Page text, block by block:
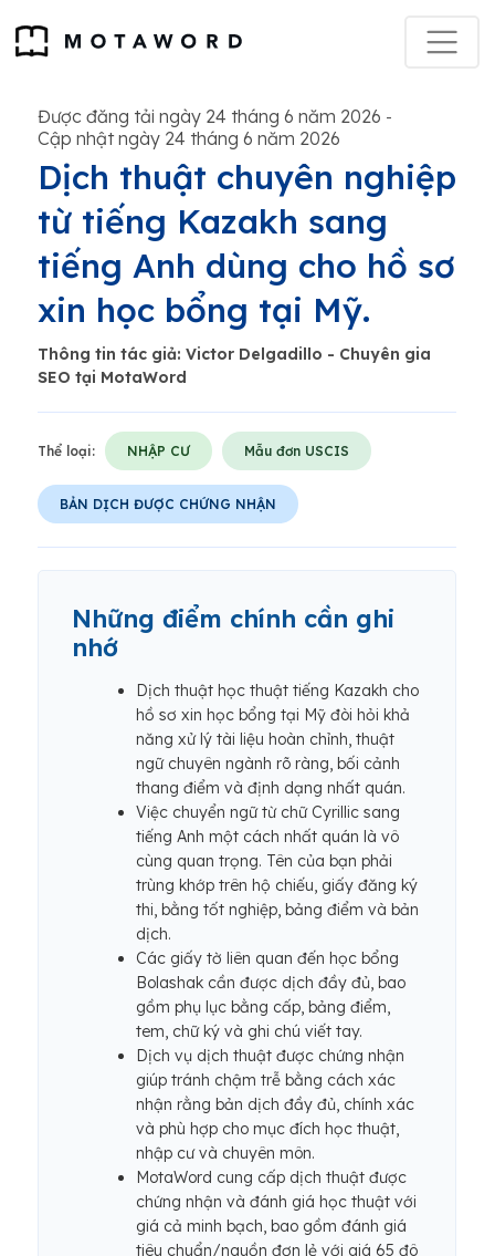
Được đăng tải ngày 24 tháng 6 năm 2026 -
Cập nhật ngày 24 tháng 6 năm 2026
Dịch thuật chuyên nghiệp
từ tiếng Kazakh sang
tiếng Anh dùng cho hồ sơ
xin học bổng tại Mỹ.
Thông tin tác giả: Victor Delgadillo - Chuyên gia
SEO tại MotaWord
Thể loại: NHẬP CƯ Mẫu đơn USCIS
BẢN DỊCH ĐƯỢC CHỨNG NHẬN
Những điểm chính cần ghi
nhớ
Dịch thuật học thuật tiếng Kazakh cho
hồ sơ xin học bổng tại Mỹ đòi hỏi khả
năng xử lý tài liệu hoàn chỉnh, thuật
ngữ chuyên ngành rõ ràng, bối cảnh
thang điểm và định dạng nhất quán.
Việc chuyển ngữ từ chữ Cyrillic sang
tiếng Anh một cách nhất quán là vô
cùng quan trọng. Tên của bạn phải
trùng khớp trên hộ chiếu, giấy đăng ký
thi, bằng tốt nghiệp, bảng điểm và bản
dịch.
Các giấy tờ liên quan đến học bổng
Bolashak cần được dịch đầy đủ, bao
gồm phụ lục bằng cấp, bảng điểm,
tem, chữ ký và ghi chú viết tay.
Dịch vụ dịch thuật được chứng nhận
giúp tránh chậm trễ bằng cách xác
nhận rằng bản dịch đầy đủ, chính xác
và phù hợp cho mục đích học thuật,
nhập cư và chuyên môn.
MotaWord cung cấp dịch thuật được
chứng nhận và đánh giá học thuật với
giá cả minh bạch, bao gồm đánh giá
tiêu chuẩn/nguồn đơn lẻ với giá 65 đô